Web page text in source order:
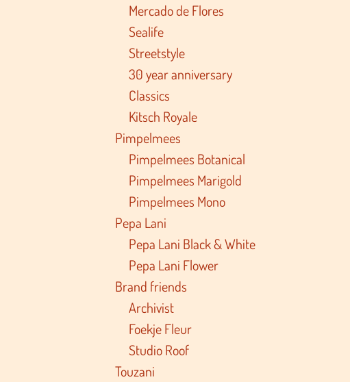
Mercado de Flores
Sealife
Streetstyle
30 year anniversary
Classics
Kitsch Royale
Pimpelmees
Pimpelmees Botanical
Pimpelmees Marigold
Pimpelmees Mono
Pepa Lani
Pepa Lani Black & White
Pepa Lani Flower
Brand friends
Archivist
Foekje Fleur
Studio Roof
Touzani